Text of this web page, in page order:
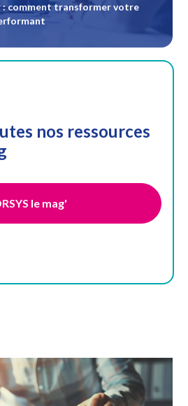
comment transformer votre
nos ressources
le mag'